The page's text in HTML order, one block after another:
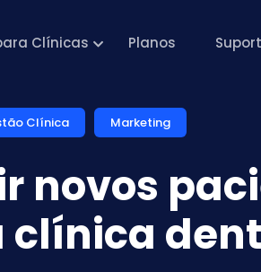
Clínicas Planos
Clínica Marketing
novos
clínica